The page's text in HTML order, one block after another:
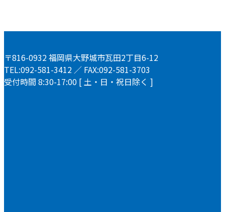
〒816-0932 福岡県大野城市瓦田2丁目6-12
TEL:092-581-3412 ／ FAX:092-581-3703
受付時間 8:30-17:00 [ 土・日・祝日除く ]